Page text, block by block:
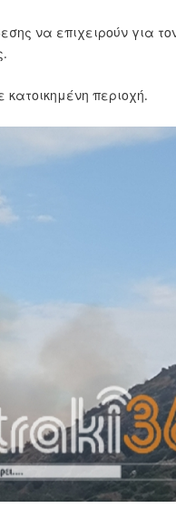
να επιχειρούν για
περιοχή.